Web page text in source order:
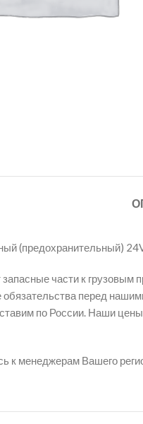
(предохранительный)
части к грузовым
перед
по России. Наши цены
к менеджерам Вашего